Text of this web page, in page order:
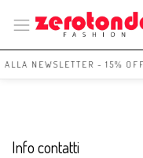
ALLA NEWSLETTER - 15%
Info contatti